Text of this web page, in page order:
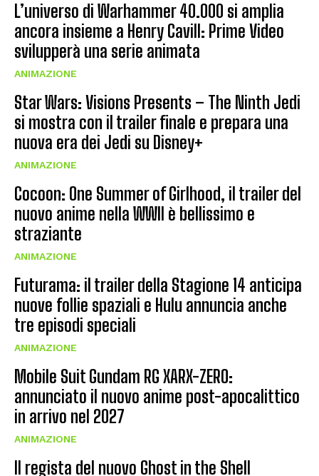
L’universo di Warhammer 40.000 si amplia
ancora insieme a Henry Cavill: Prime Video
svilupperà una serie animata
ANIMAZIONE
Star Wars: Visions Presents – The Ninth Jedi
si mostra con il trailer finale e prepara una
nuova era dei Jedi su Disney+
ANIMAZIONE
Cocoon: One Summer of Girlhood, il trailer del
nuovo anime nella WWII è bellissimo e
straziante
ANIMAZIONE
Futurama: il trailer della Stagione 14 anticipa
nuove follie spaziali e Hulu annuncia anche
tre episodi speciali
ANIMAZIONE
Mobile Suit Gundam RG XARX-ZERO:
annunciato il nuovo anime post-apocalittico
in arrivo nel 2027
ANIMAZIONE
Il regista del nuovo Ghost in the Shell